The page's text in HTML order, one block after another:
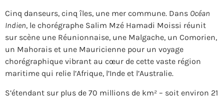
Cinq danseurs, cinq îles, une mer commune. Dans Océan
Indien, le chorégraphe Salim Mzé Hamadi Moissi réunit
sur scène une Réunionnaise, une Malgache, un Comorien,
un Mahorais et une Mauricienne pour un voyage
chorégraphique vibrant au cœur de cette vaste région
maritime qui relie l’Afrique, l’Inde et l’Australie.
S’étendant sur plus de 70 millions de km² – soit environ 21